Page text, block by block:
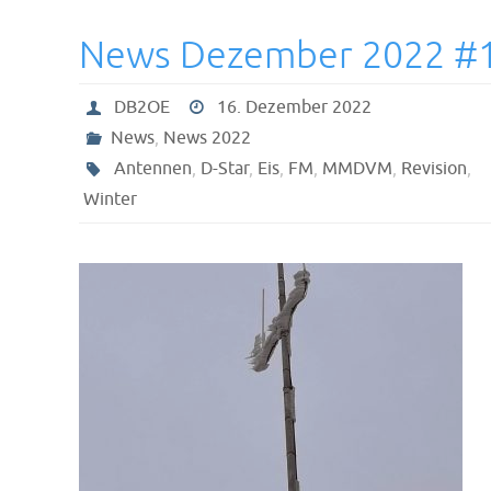
News Dezember 2022 #1
DB2OE
16. Dezember 2022
News, News 2022
Antennen, D-Star, Eis, FM, MMDVM, Revision,
Winter